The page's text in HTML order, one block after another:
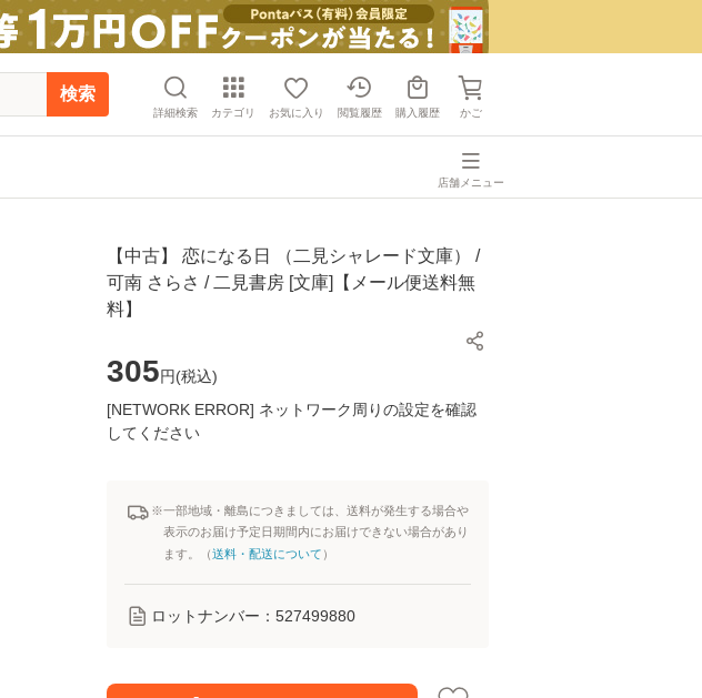
検索
詳細検索 カテゴリ お気に入り 閲覧履歴 購入履歴 かご
店舗メニュー
【中古】 恋になる日 （二見シャレード文庫） /
可南 さらさ / 二見書房 [文庫]【メール便送料無
料】
305円(税込)
[NETWORK ERROR] ネットワーク周りの設定を確認
してください
※一部地域・離島につきましては、送料が発生する場合や
表示のお届け予定日期間内にお届けできない場合があり
ます。（送料・配送について ）
ロットナンバー： 527499880